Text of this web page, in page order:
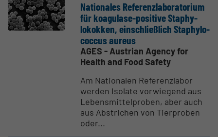
Natio­nales Referen­zlab­o­ra­torium
für koagulase-positive Staphy­
lokokken, einsch­ließlich Staphy­lo­
coccus aureus
AGES - Austrian Agency for
Health and Food Safety
Am Nationalen Referenzlabor
werden Isolate vorwiegend aus
Lebensmittelproben, aber auch
aus Abstrichen von Tierproben
oder...